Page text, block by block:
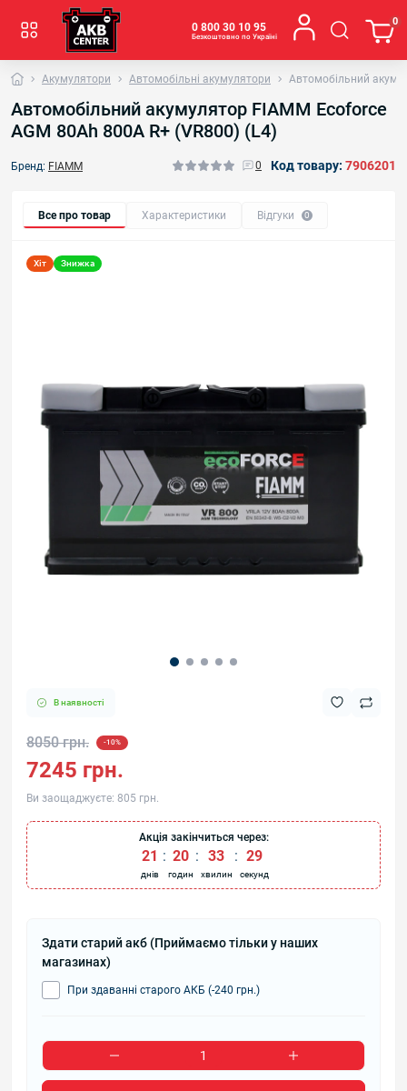
0 800 30 10 95
Безкоштовно по Україні
0
Акумулятори Автомобільні акумулятори Автомобільний
Автомобільний акумулятор FIAMM Ecoforce
AGM 80Аh 800А R+ (VR800) (L4)
Бренд: FIAMM 0 Код товару: 7906201
Все про товар Характеристики Відгуки 0
Хіт Знижка
В наявності
8050 грн. -10%
7245 грн.
Ви заощаджуєте: 805 грн.
Акція закінчиться через:
21
днів
: 20
годин
: 33
хвилин
: 29
секунд
Здати старий акб (Приймаємо тільки у наших
магазинах)
При здаванні старого АКБ (-240 грн.)